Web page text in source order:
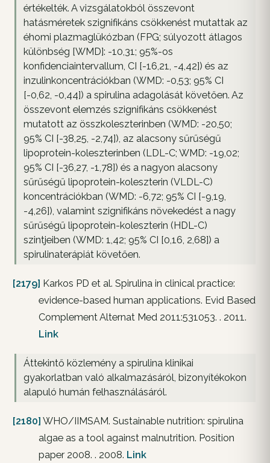
értékelték. A vizsgálatokból összevont
hatásméretek szignifikáns csökkenést mutattak az
éhomi plazmaglükózban (FPG; súlyozott átlagos
különbség [WMD]: -10,31; 95%-os
konfidenciaintervallum, CI [-16,21, -4,42]) és az
inzulinkoncentrációkban (WMD: -0,53; 95% CI
[-0,62, -0,44]) a spirulina adagolását követően. Az
összevont elemzés szignifikáns csökkenést
mutatott az összkoleszterinben (WMD: -20,50;
95% CI [-38,25, -2,74]), az alacsony sűrűségű
lipoprotein-koleszterinben (LDL-C; WMD: -19,02;
95% CI [-36,27, -1,78]) és a nagyon alacsony
sűrűségű lipoprotein-koleszterin (VLDL-C)
koncentrációkban (WMD: -6,72; 95% CI [-9,19,
-4,26]), valamint szignifikáns növekedést a nagy
sűrűségű lipoprotein-koleszterin (HDL-C)
szintjeiben (WMD: 1,42; 95% CI [0,16, 2,68]) a
spirulinaterápiát követően.
[2179] Karkos PD et al. Spirulina in clinical practice:
evidence-based human applications. Evid Based
Complement Alternat Med 2011:531053. . 2011.
Link
Áttekintő közlemény a spirulina klinikai
gyakorlatban való alkalmazásáról, bizonyítékokon
alapuló humán felhasználásáról.
[2180] WHO/IIMSAM. Sustainable nutrition: spirulina
algae as a tool against malnutrition. Position
paper 2008. . 2008. Link